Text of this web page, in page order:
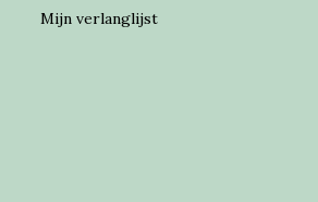
Mijn verlanglijst